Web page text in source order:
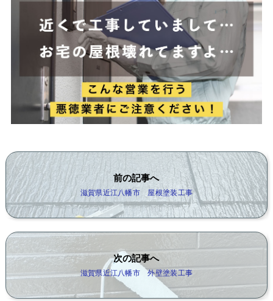
前の記事へ
滋賀県近江八幡市 屋根塗装工事
次の記事へ
滋賀県近江八幡市 外壁塗装工事